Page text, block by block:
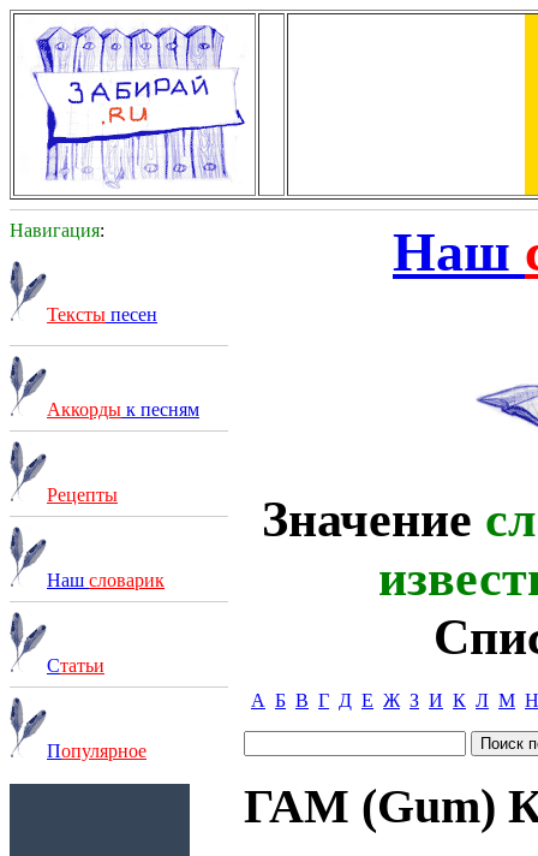
Навигация:
Тексты песен
Аккорды к песням
Рецепты
Наш словарик
Статьи
Популярное
Наш
Значение
А Б В Г Д Е Ж З И К Л М Н
ГАМ (Gum)